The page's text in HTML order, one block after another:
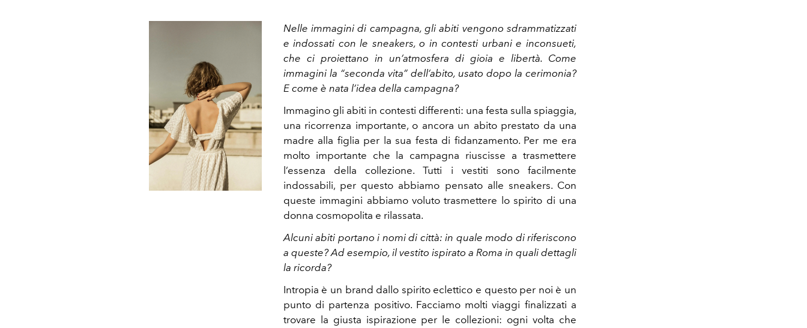
Nelle immagini di campagna, gli abiti vengono sdrammatizzati
e indossati con le sneakers, o in contesti urbani e inconsueti,
che ci proiettano in un’atmosfera di gioia e libertà. Come
immagini la “seconda vita” dell’abito, usato dopo la cerimonia?
E come è nata l’idea della campagna?
Immagino gli abiti in contesti differenti: una festa sulla spiaggia,
una ricorrenza importante, o ancora un abito prestato da una
madre alla figlia per la sua festa di fidanzamento. Per me era
molto importante che la campagna riuscisse a trasmettere
l’essenza della collezione. Tutti i vestiti sono facilmente
indossabili, per questo abbiamo pensato alle sneakers. Con
queste immagini abbiamo voluto trasmettere lo spirito di una
donna cosmopolita e rilassata.
Alcuni abiti portano i nomi di città: in quale modo di riferiscono
a queste? Ad esempio, il vestito ispirato a Roma in quali dettagli
la ricorda?
Intropia è un brand dallo spirito eclettico e questo per noi è un
punto di partenza positivo. Facciamo molti viaggi finalizzati a
trovare la giusta ispirazione per le collezioni: ogni volta che